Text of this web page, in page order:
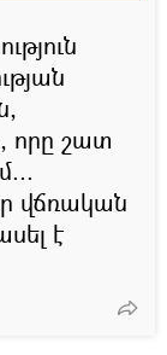
որը շատ
վճռական
է